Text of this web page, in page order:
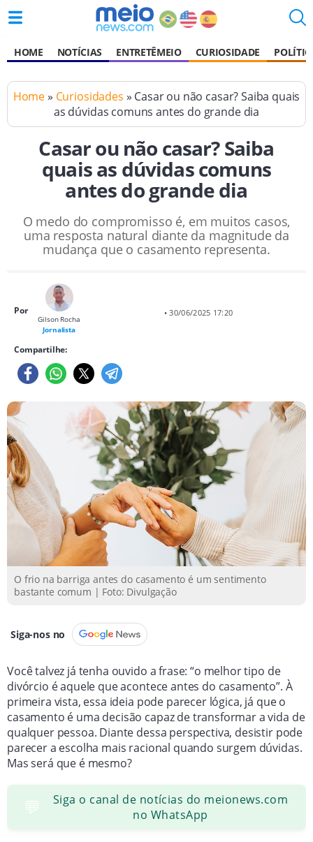
HOME NOTÍCIAS ENTRETÊMEIO CURIOSIDADE
Home» Curiosidades » Casar ou não casar? Saiba quais
as dúvidas comuns antes do grande dia
Casar ou não casar? Saiba
quais as dúvidas comuns
antes do grande dia
O medo do compromisso é, em muitos casos,
uma resposta natural diante da magnitude da
mudança que o casamento representa.
Por
Gilson Rocha
Jornalista
• 30/06/2025 17:20
Compartilhe:
O frio na barriga antes do casamento é um sentimento
bastante comum | Foto: Divulgação
Siga-nos no
Você talvez já tenha ouvido a frase: “o melhor tipo de
divórcio é aquele que acontece antes do casamento”. À
primeira vista, essa ideia pode parecer lógica, já que o
casamento é uma decisão capaz de transformar a vida de
qualquer pessoa. Diante dessa perspectiva, desistir pode
parecer a escolha mais racional quando surgem dúvidas.
Mas será que é mesmo?
💬
Siga o canal de notícias do meionews.com
no WhatsApp